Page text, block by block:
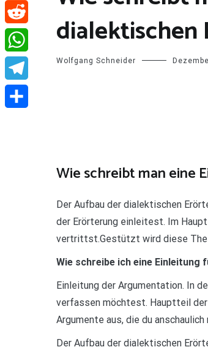
Wolfgang Schneider
Wie schreibt man eine
Der Aufbau der dialektischen
der Erörterung einleitest. Im
vertrittst.Gestützt wird diese
Wie schreibe ich eine Einleitung
Einleitung der Argumentation. In
verfassen möchtest. Hauptteil
Argumente aus, die du
Der Aufbau der dialektischen
Twitter
Reddit
WhatsApp
Telegram